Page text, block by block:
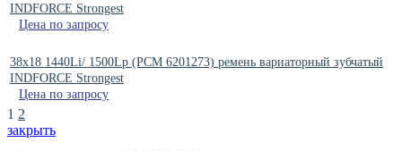
INDFORCE Strongest
Цена по запросу
38x18 1440Li/ 1500Lp (PCM 6201273) ремень вариаторный зубчатый
INDFORCE Strongest
Цена по запросу
1 2
закрыть